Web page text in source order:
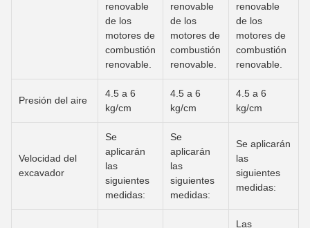
renovable
de los
motores de
combustión
renovable.
renovable
de los
motores de
combustión
renovable.
renovable
de los
motores de
combustión
renovable.
Presión del aire
4.5 a 6
kg/cm
4.5 a 6
kg/cm
4.5 a 6
kg/cm
Velocidad del
excavador
Se
aplicarán
las
siguientes
medidas:
Se
aplicarán
las
siguientes
medidas:
Se aplicarán
las
siguientes
medidas:
Las